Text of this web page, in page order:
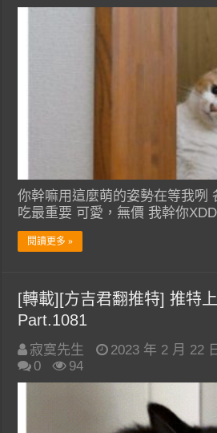
你幹嘛用這麼萌的姿勢在等我咧
吃最重要 可愛，無價 我幹你
閱讀更多 »
[轉載][方吉君翻推特] 推特
Part.1081
寂寞先生 2023 年 2 月 22
0
94